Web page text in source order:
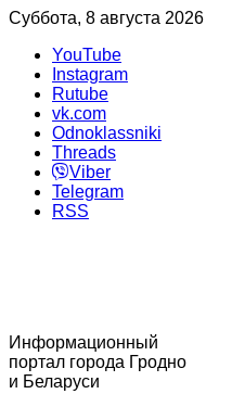
Суббота, 8 августа 2026
YouTube
Instagram
Rutube
vk.com
Odnoklassniki
Threads
Viber
Telegram
RSS
Информационный
портал города Гродно
и Беларуси